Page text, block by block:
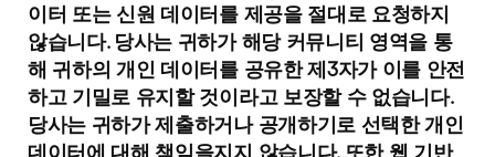
이터 또는 신원 데이터를 제공을 절대로 요청하지
않습니다. 당사는 귀하가 해당 커뮤니티 영역을 통
해 귀하의 개인 데이터를 공유한 제3자가 이를 안전
하고 기밀로 유지할 것이라고 보장할 수 없습니다.
당사는 귀하가 제출하거나 공개하기로 선택한 개인
데이터에 대해 책임을지지 않습니다. 또한 웹 기반